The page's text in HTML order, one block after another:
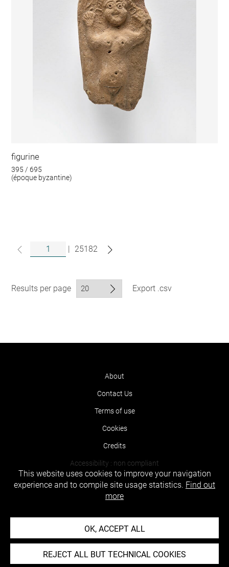
figurine
395 / 695
(époque byzantine)
| 25182
Results per page Export .csv
About
Contact Us
Terms of use
Cookies
Credits
Accessibility : non compliant
This website uses cookies to improve your navigation
experience and to compile site usage statistics. Find out
more
OK, ACCEPT ALL
REJECT ALL BUT TECHNICAL COOKIES